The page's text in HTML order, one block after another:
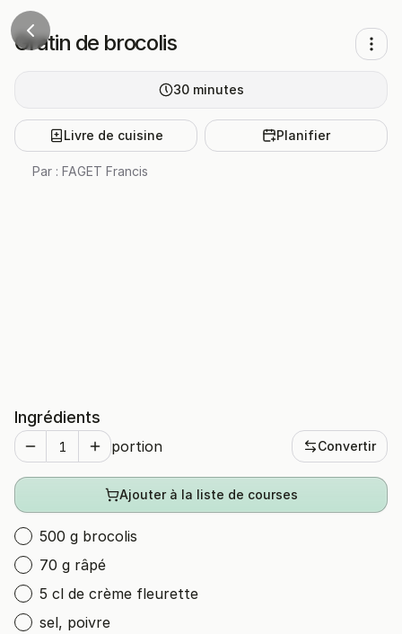
Gratin de brocolis
30 minutes
Livre de cuisine Planifier
Par : FAGET Francis
Ingrédients
portion Convertir
Ajouter à la liste de courses
500 g brocolis
70 g râpé
5 cl de crème fleurette
sel, poivre